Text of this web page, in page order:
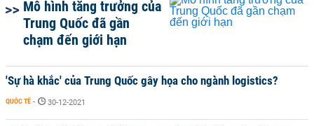
Mô hình tăng trưởng của
Trung Quốc đã gần
chạm đến giới hạn
'Sự hà khắc' của Trung Quốc gây họa cho ngành logistics?
QUỐC TẾ - 30-12-2021